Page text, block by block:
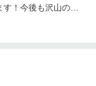
！今後も沢山のお